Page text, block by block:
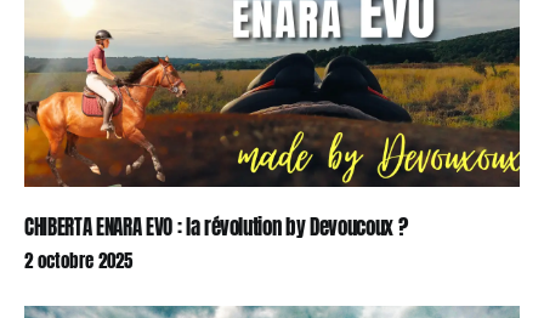
CHIBERTA ENARA EVO : la révolution by Devoucoux ?
2 octobre 2025